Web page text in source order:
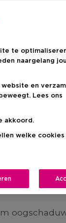
een shiny
jouw
biedt heel
kerstlook te
te
naargelang
en
Lees ons
akkoord.
welke cookies